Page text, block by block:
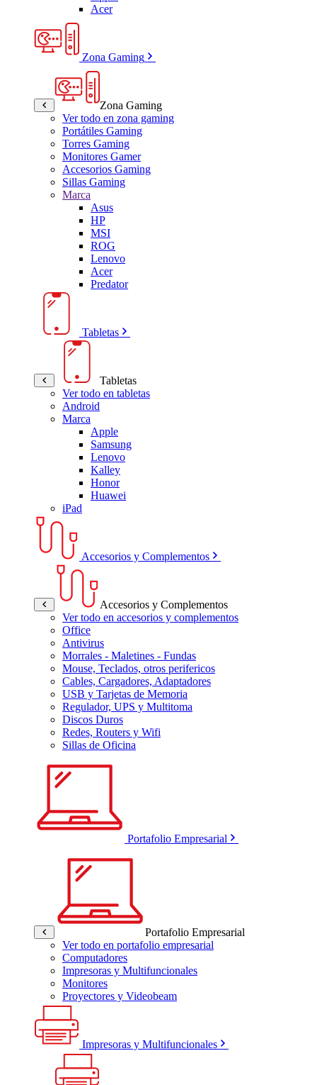
Acer
Zona Gaming
Zona Gaming
Ver todo en zona gaming
Portátiles Gaming
Torres Gaming
Monitores Gamer
Accesorios Gaming
Sillas Gaming
Marca
Asus
HP
MSI
ROG
Lenovo
Acer
Predator
Tabletas
Tabletas
Ver todo en tabletas
Android
Marca
Apple
Samsung
Lenovo
Kalley
Honor
Huawei
iPad
Accesorios y Complementos
Accesorios y Complementos
Ver todo en accesorios y complementos
Office
Antivirus
Morrales - Maletines - Fundas
Mouse, Teclados, otros perifericos
Cables, Cargadores, Adaptadores
USB y Tarjetas de Memoria
Regulador, UPS y Multitoma
Discos Duros
Redes, Routers y Wifi
Sillas de Oficina
Portafolio Empresarial
Portafolio Empresarial
Ver todo en portafolio empresarial
Computadores
Impresoras y Multifuncionales
Monitores
Proyectores y Videobeam
Impresoras y Multifuncionales